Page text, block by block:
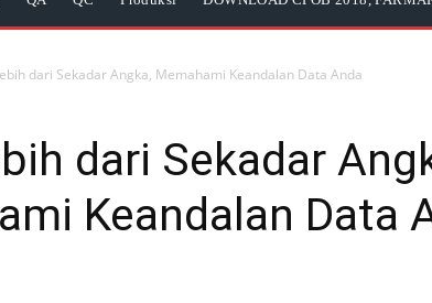
dari Sekadar Angka, Memahami Keandalan Data Anda
dari Sekadar
Keandalan Data